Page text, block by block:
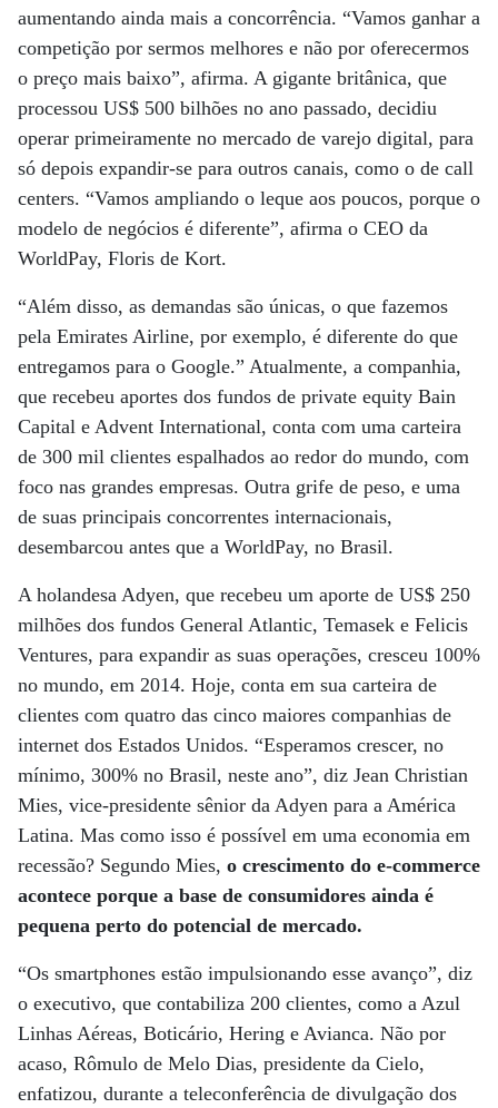
aumentando ainda mais a concorrência. “Vamos ganhar a
competição por sermos melhores e não por oferecermos
o preço mais baixo”, afirma. A gigante britânica, que
processou US$ 500 bilhões no ano passado, decidiu
operar primeiramente no mercado de varejo digital, para
só depois expandir-se para outros canais, como o de call
centers. “Vamos ampliando o leque aos poucos, porque o
modelo de negócios é diferente”, afirma o CEO da
WorldPay, Floris de Kort.
“Além disso, as demandas são únicas, o que fazemos
pela Emirates Airline, por exemplo, é diferente do que
entregamos para o Google.” Atualmente, a companhia,
que recebeu aportes dos fundos de private equity Bain
Capital e Advent International, conta com uma carteira
de 300 mil clientes espalhados ao redor do mundo, com
foco nas grandes empresas. Outra grife de peso, e uma
de suas principais concorrentes internacionais,
desembarcou antes que a WorldPay, no Brasil.
A holandesa Adyen, que recebeu um aporte de US$ 250
milhões dos fundos General Atlantic, Temasek e Felicis
Ventures, para expandir as suas operações, cresceu 100%
no mundo, em 2014. Hoje, conta em sua carteira de
clientes com quatro das cinco maiores companhias de
internet dos Estados Unidos. “Esperamos crescer, no
mínimo, 300% no Brasil, neste ano”, diz Jean Christian
Mies, vice-presidente sênior da Adyen para a América
Latina. Mas como isso é possível em uma economia em
recessão? Segundo Mies, o crescimento do e-commerce
acontece porque a base de consumidores ainda é
pequena perto do potencial de mercado.
“Os smartphones estão impulsionando esse avanço”, diz
o executivo, que contabiliza 200 clientes, como a Azul
Linhas Aéreas, Boticário, Hering e Avianca. Não por
acaso, Rômulo de Melo Dias, presidente da Cielo,
enfatizou, durante a teleconferência de divulgação dos